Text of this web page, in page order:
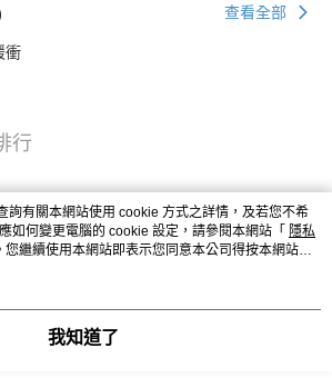
查看全部
衝
行
詢有關本網站使用 cookie 方式之詳情，及若您不希
如何變更電腦的 cookie 設定，請參閱本網站「 隱私
您繼續使用本網站即表示您同意本公司得按本網站使
。
我知道了